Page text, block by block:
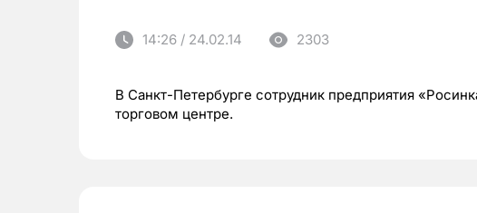
14:26 / 24.02.14 2303
В Санкт-Петербурге сотрудник предприятия
торговом центре.